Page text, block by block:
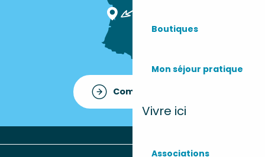
Boutiques
Mon séjour pratique
Vivre ici
Associations
Comment venir ?